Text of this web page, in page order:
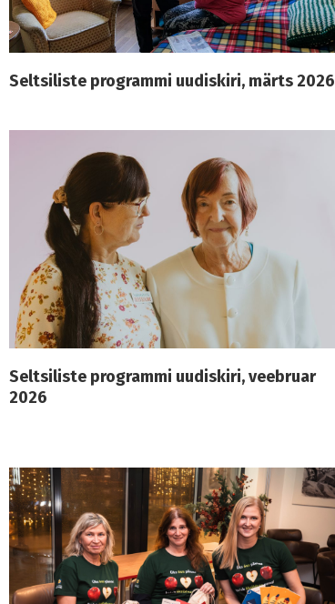
Seltsiliste programmi uudiskiri, märts 2026
Seltsiliste programmi uudiskiri, veebruar
2026